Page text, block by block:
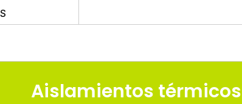
Aislamientos térmicos